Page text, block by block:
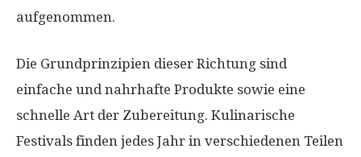
aufgenommen.
Die Grundprinzipien dieser Richtung sind
einfache und nahrhafte Produkte sowie eine
schnelle Art der Zubereitung. Kulinarische
Festivals finden jedes Jahr in verschiedenen Teilen